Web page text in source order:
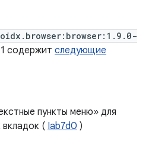
содержит следующие
пункты меню» для
вкладок ( Iab7d0 )